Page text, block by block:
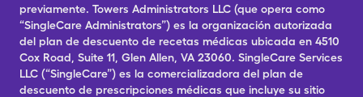
previamente. Towers Administrators LLC (que opera como
“SingleCare Administrators”) es la organización autorizada
del plan de descuento de recetas médicas ubicada en 4510
Cox Road, Suite 11, Glen Allen, VA 23060. SingleCare Services
LLC (“SingleCare”) es la comercializadora del plan de
descuento de prescripciones médicas que incluye su sitio